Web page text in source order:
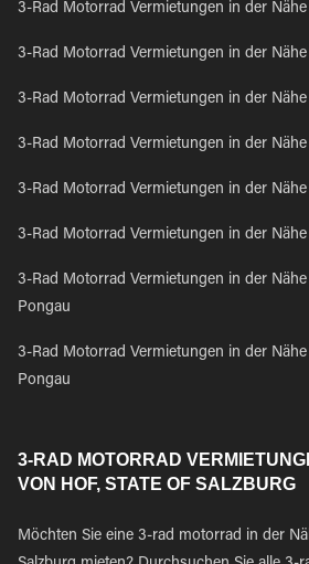
3-Rad Motorrad Vermietungen in der
3-Rad Motorrad Vermietungen in der
3-Rad Motorrad Vermietungen in der
3-Rad Motorrad Vermietungen in der
3-Rad Motorrad Vermietungen in der
3-Rad Motorrad Vermietungen in der
3-Rad Motorrad Vermietungen in der
Pongau
3-Rad Motorrad Vermietungen in der
Pongau
3-RAD MOTORRAD
VON HOF, STATE OF SALZBURG
Möchten Sie eine 3-rad motorrad in der